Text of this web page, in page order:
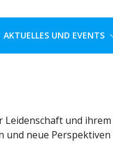
AKTUELLES UND EVENTS
und
und neue